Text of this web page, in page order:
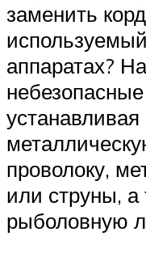
заменить
аппаратах?
проволоку,
или струны,
рыболовную